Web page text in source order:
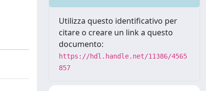
Utilizza questo identificativo per
citare o creare un link a questo
documento:
https://hdl.handle.net/11386/4565
857